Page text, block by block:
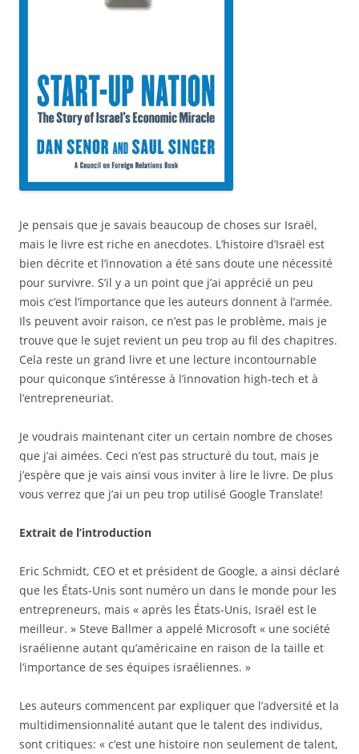
Je pensais que je savais beaucoup de choses sur Israël,
mais le livre est riche en anecdotes. L’histoire d’Israël est
bien décrite et l’innovation a été sans doute une nécessité
pour survivre. S’il y a un point que j’ai apprécié un peu
mois c’est l’importance que les auteurs donnent à l’armée.
Ils peuvent avoir raison, ce n’est pas le problème, mais je
trouve que le sujet revient un peu trop au fil des chapitres.
Cela reste un grand livre et une lecture incontournable
pour quiconque s’intéresse à l’innovation high-tech et à
l’entrepreneuriat.
Je voudrais maintenant citer un certain nombre de choses
que j’ai aimées. Ceci n’est pas structuré du tout, mais je
j’espère que je vais ainsi vous inviter à lire le livre. De plus
vous verrez que j’ai un peu trop utilisé Google Translate!
Extrait de l’introduction
Eric Schmidt, CEO et et président de Google, a ainsi déclaré
que les États-Unis sont numéro un dans le monde pour les
entrepreneurs, mais « après les États-Unis, Israël est le
meilleur. » Steve Ballmer a appelé Microsoft « une société
israélienne autant qu’américaine en raison de la taille et
l’importance de ses équipes israéliennes. »
Les auteurs commencent par expliquer que l’adversité et la
multidimensionnalité autant que le talent des individus,
sont critiques: « c’est une histoire non seulement de talent,